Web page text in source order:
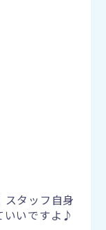
スタッフ自身
いいですよ♪